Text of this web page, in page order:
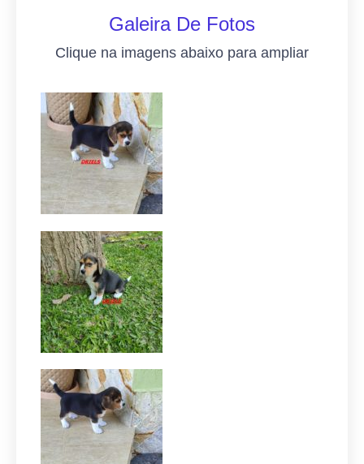
Galeira De Fotos
Clique na imagens abaixo para ampliar